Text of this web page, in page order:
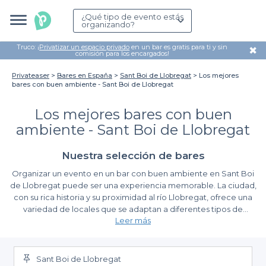
¿Qué tipo de evento estás
organizando?
Truco: ¡Privatizar un espacio privado en un bar es gratis para ti y sin
comisión para los encargados! ✖
Privateaser Bares en España Sant Boi de Llobregat
Los mejores
bares con buen ambiente - Sant Boi de Llobregat
Los mejores bares con buen
ambiente - Sant Boi de Llobregat
Nuestra selección de bares
Organizar un evento en un bar con buen ambiente en Sant Boi
de Llobregat puede ser una experiencia memorable. La ciudad,
con su rica historia y su proximidad al río Llobregat, ofrece una
variedad de locales que se adaptan a diferentes tipos de
reuniones, ya sea una celebración íntima con amigos o una
fomenta la socialización, sino que también transforma cualquier
evento en una ocasión especial.
Descubre la simplicidad de reservar con Privateaser
En Privateaser, hemos hecho que la planificación del evento sea
Leer más
Sant Boi de Llobregat